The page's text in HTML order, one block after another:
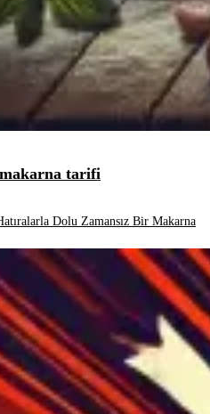
tarifi
Dolu Zamansız Bir Makarna